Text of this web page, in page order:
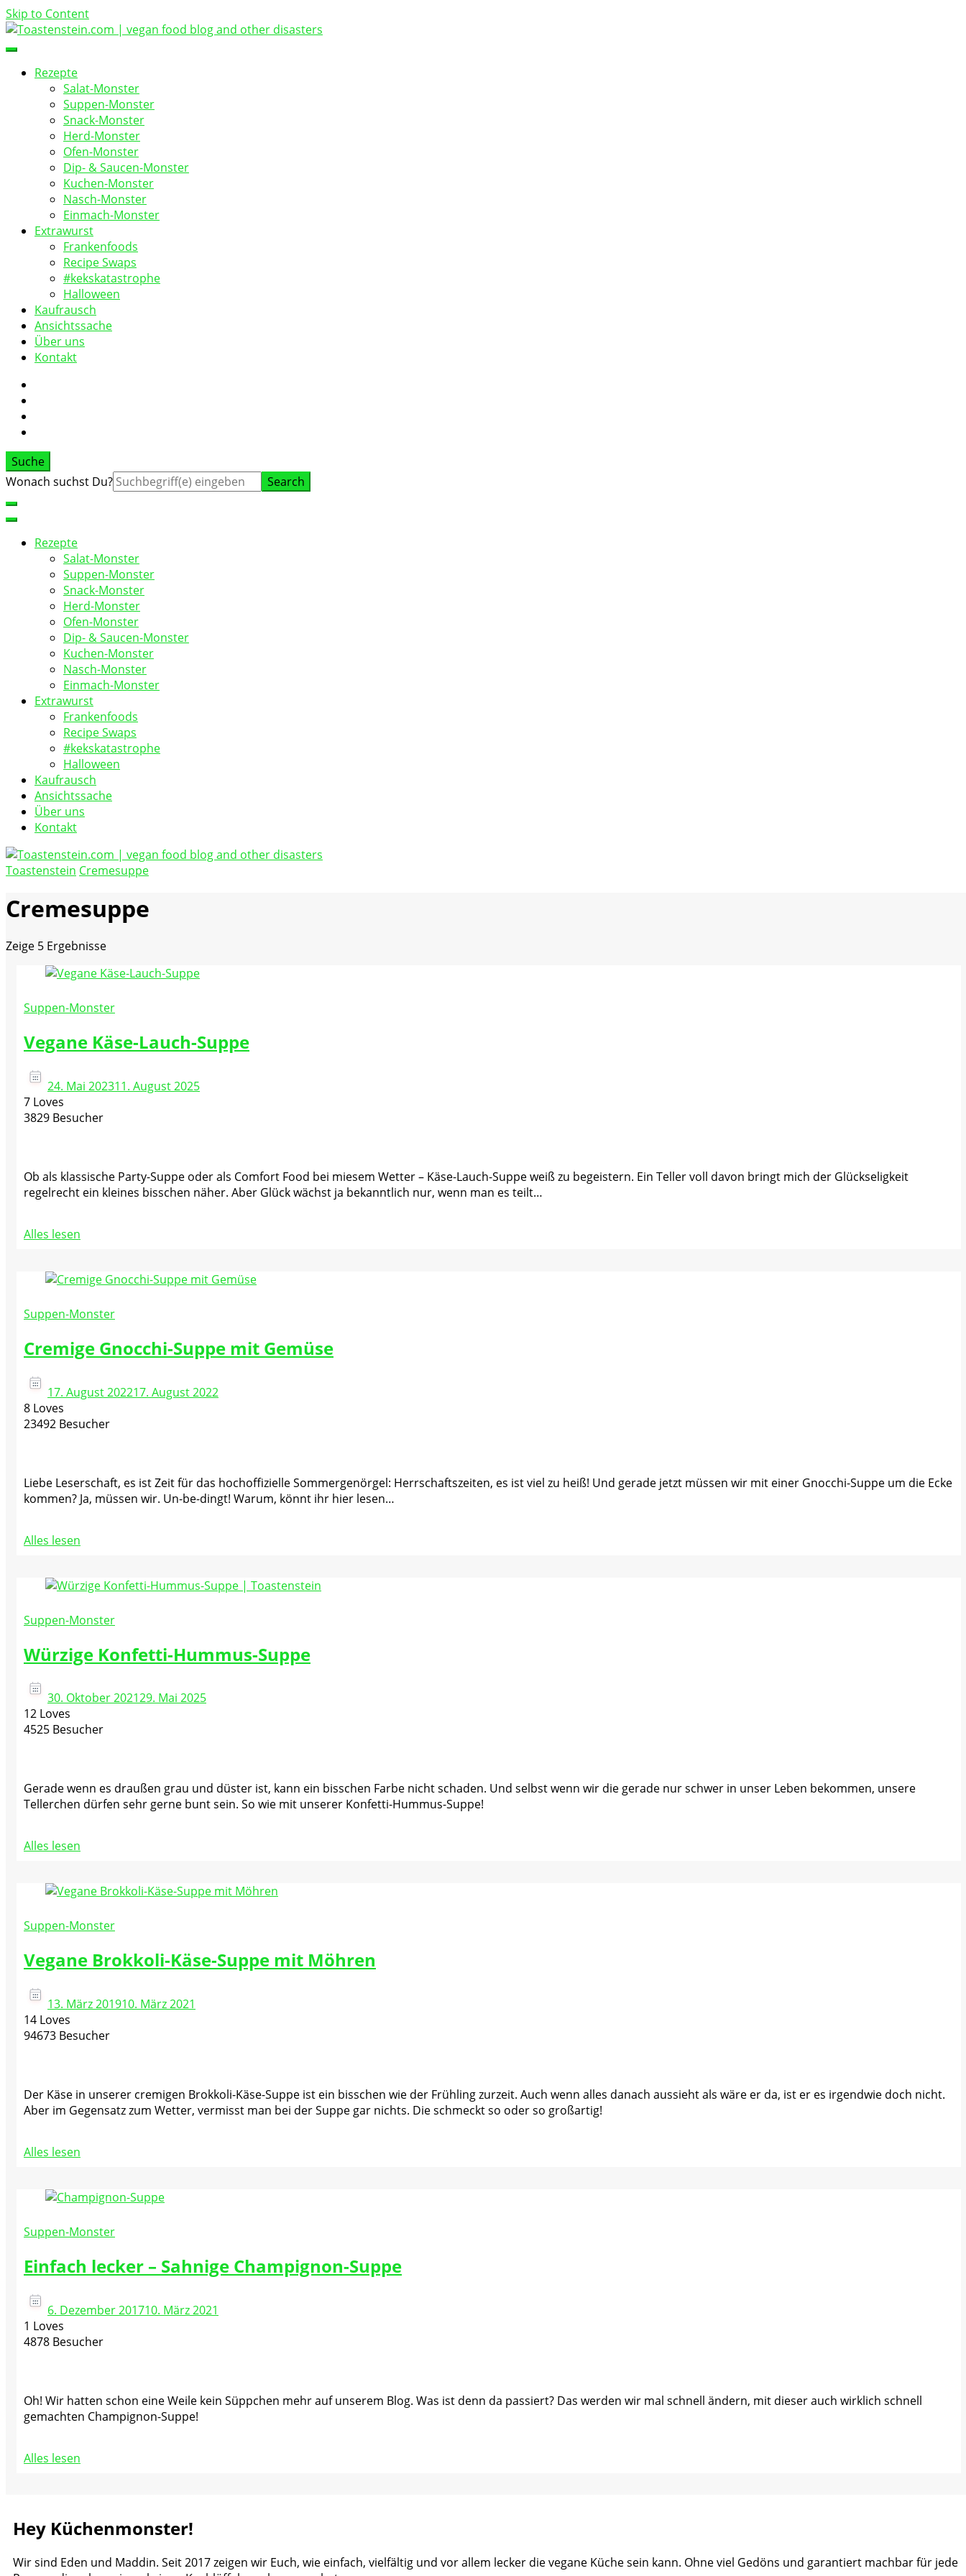
Skip to Content
Toastenstein.com
vegan food blog
Rezepte
Salat-Monster
Suppen-Monster
Snack-Monster
Herd-Monster
Ofen-Monster
Dip- & Saucen-Monster
Kuchen-Monster
Nasch-Monster
Einmach-Monster
Extrawurst
Frankenfoods
Recipe Swaps
#kekskatastrophe
Halloween
Kaufrausch
Ansichtssache
Über uns
Kontakt
Suche
Suche
Wonach suchst Du?
Rezepte
Salat-Monster
Suppen-Monster
Snack-Monster
Herd-Monster
Ofen-Monster
Dip- & Saucen-Monster
Kuchen-Monster
Nasch-Monster
Einmach-Monster
Extrawurst
Frankenfoods
Recipe Swaps
#kekskatastrophe
Halloween
Kaufrausch
Ansichtssache
Über uns
Kontakt
Toastenstein.com
Toastenstein Cremesuppe
Cremesuppe
Zeige 5 Ergebnisse
Suppen-Monster
Vegane Käse-Lauch-Suppe
24. Mai 202311. August 2025
7 Loves
3829 Besucher
Ob als klassische Party-Suppe oder als Comfort Food bei miesem Wetter – Käse-Lauch-Suppe weiß zu begeistern. Ein Teller voll davon bringt mich der Glückseligkeit
regelrecht ein kleines bisschen näher. Aber Glück wächst ja bekanntlich nur, wenn man es teilt…
Alles lesen
Suppen-Monster
Cremige Gnocchi-Suppe mit Gemüse
17. August 202217. August 2022
8 Loves
23492 Besucher
Liebe Leserschaft, es ist Zeit für das hochoffizielle Sommergenörgel: Herrschaftszeiten, es ist viel zu heiß! Und gerade jetzt müssen wir mit einer Gnocchi-Suppe um die Ecke
kommen? Ja, müssen wir. Un-be-dingt! Warum, könnt ihr hier lesen…
Alles lesen
Suppen-Monster
Würzige Konfetti-Hummus-Suppe
30. Oktober 202129. Mai 2025
12 Loves
4525 Besucher
Gerade wenn es draußen grau und düster ist, kann ein bisschen Farbe nicht schaden. Und selbst wenn wir die gerade nur schwer in unser Leben bekommen, unsere
Tellerchen dürfen sehr gerne bunt sein. So wie mit unserer Konfetti-Hummus-Suppe!
Alles lesen
Suppen-Monster
Vegane Brokkoli-Käse-Suppe mit Möhren
13. März 201910. März 2021
14 Loves
94673 Besucher
Der Käse in unserer cremigen Brokkoli-Käse-Suppe ist ein bisschen wie der Frühling zurzeit. Auch wenn alles danach aussieht als wäre er da, ist er es irgendwie doch nicht.
Aber im Gegensatz zum Wetter, vermisst man bei der Suppe gar nichts. Die schmeckt so oder so großartig!
Alles lesen
Suppen-Monster
Einfach lecker – Sahnige Champignon-Suppe
6. Dezember 201710. März 2021
1 Loves
4878 Besucher
Oh! Wir hatten schon eine Weile kein Süppchen mehr auf unserem Blog. Was ist denn da passiert? Das werden wir mal schnell ändern, mit dieser auch wirklich schnell
gemachten Champignon-Suppe!
Alles lesen
Hey Küchenmonster!
Wir sind Eden und Maddin. Seit 2017 zeigen wir Euch, wie einfach, vielfältig und vor allem lecker die vegane Küche sein kann. Ohne viel Gedöns und garantiert machbar für jede